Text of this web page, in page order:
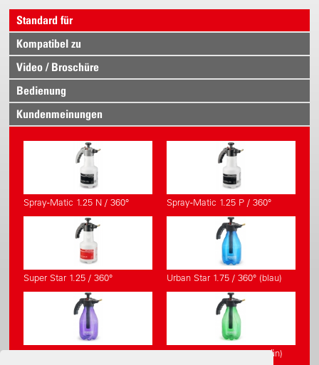
Standard für
Kompatibel zu
Video / Broschüre
Bedienung
Kundenmeinungen
Spray-Matic 1.25 N / 360° Spray-Matic 1.25 P / 360°
Super Star 1.25 / 360° Urban Star 1.75 / 360° (blau)
Urban Star 1.75 / 360° (violett) Urban Star 1.75 / 360° (grün)